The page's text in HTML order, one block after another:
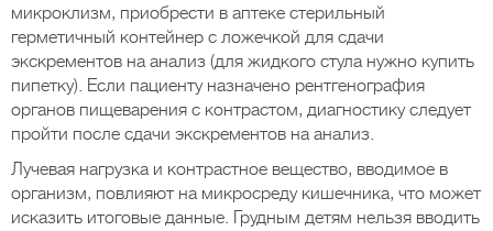
микроклизм, приобрести в аптеке стерильный
герметичный контейнер с ложечкой для сдачи
экскрементов на анализ (для жидкого стула нужно купить
пипетку). Если пациенту назначено рентгенография
органов пищеварения с контрастом, диагностику следует
пройти после сдачи экскрементов на анализ.
Лучевая нагрузка и контрастное вещество, вводимое в
организм, повлияют на микросреду кишечника, что может
исказить итоговые данные. Грудным детям нельзя вводить